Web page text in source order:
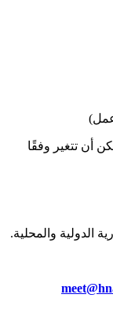
أن تتغير وفقًا
الدولية والمحلية.